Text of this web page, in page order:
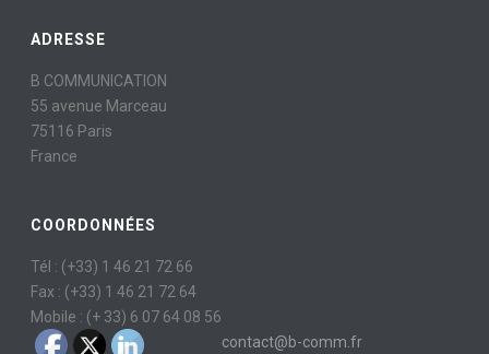
ADRESSE
B COMMUNICATION
55 avenue Marceau
75116 Paris
France
COORDONNÉES
Tél : (+33) 1 46 21 72 66
Fax : (+33) 1 46 21 72 64
Mobile : (+ 33) 6 07 64 08 56
contact@b-comm.fr